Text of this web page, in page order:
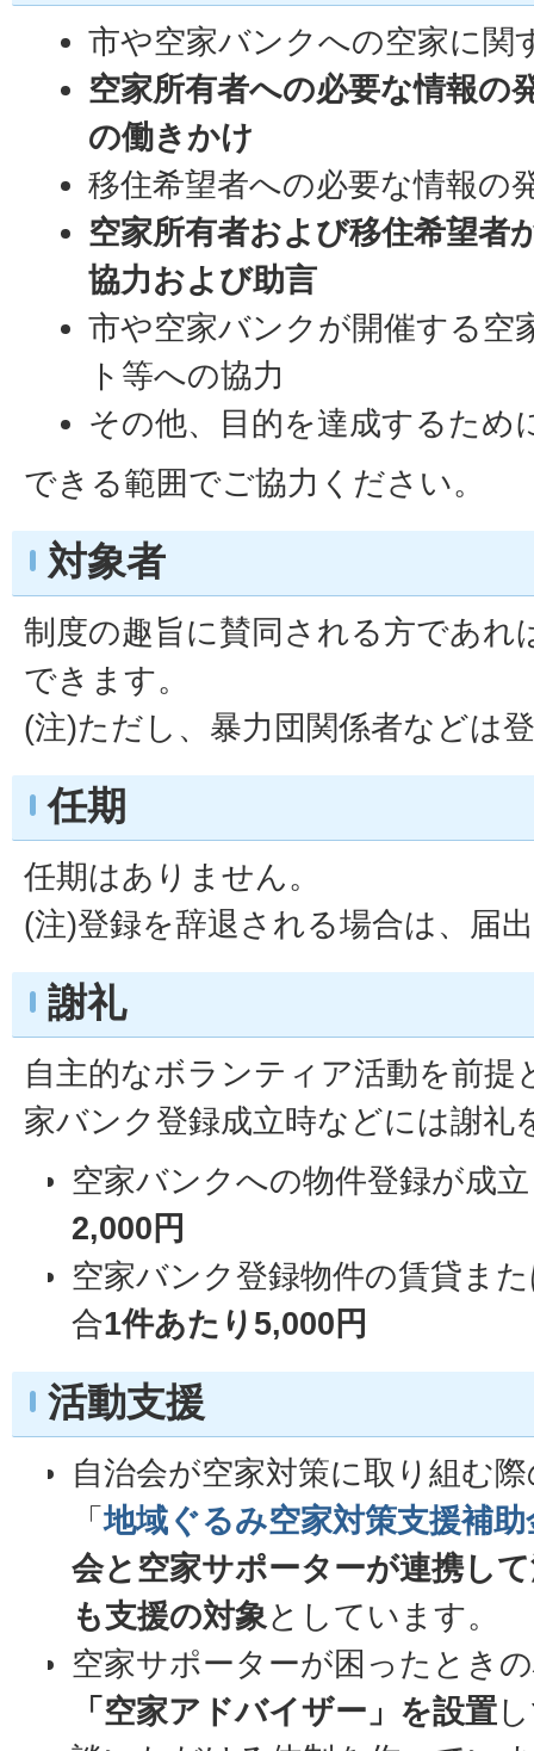
市や空家バンクへの空家に関
空家所有者への必要な情報の
の働きかけ
移住希望者への必要な情報の
空家所有者および移住希望者
協力および助言
市や空家バンクが開催する空
ト等への協力
その他、目的を達成するため
できる範囲でご協力ください。
対象者
制度の趣旨に賛同される方であれ
できます。
(注)ただし、暴力団関係者などは
任期
任期はありません。
(注)登録を辞退される場合は、届
謝礼
自主的なボランティア活動を前提
家バンク登録成立時などには謝礼
空家バンクへの物件登録が成
2,000円
空家バンク登録物件の賃貸ま
合1件あたり5,000円
活動支援
自治会が空家対策に取り組む
「地域ぐるみ空家対策支援補助
会と空家サポーターが連携し
も支援の対象としています。
空家サポーターが困ったときの
「空家アドバイザー」を設置